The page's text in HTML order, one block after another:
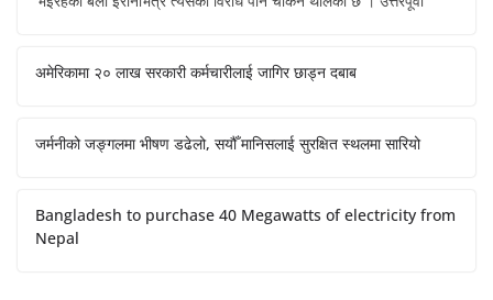
अमेरिकामा २० लाख सरकारी कर्मचारीलाई जागिर छाड्न दबाब
जर्मनीको जङ्गलमा भीषण डढेलो, सयौँ मानिसलाई सुरक्षित स्थलमा सारियो
Bangladesh to purchase 40 Megawatts of electricity from
Nepal